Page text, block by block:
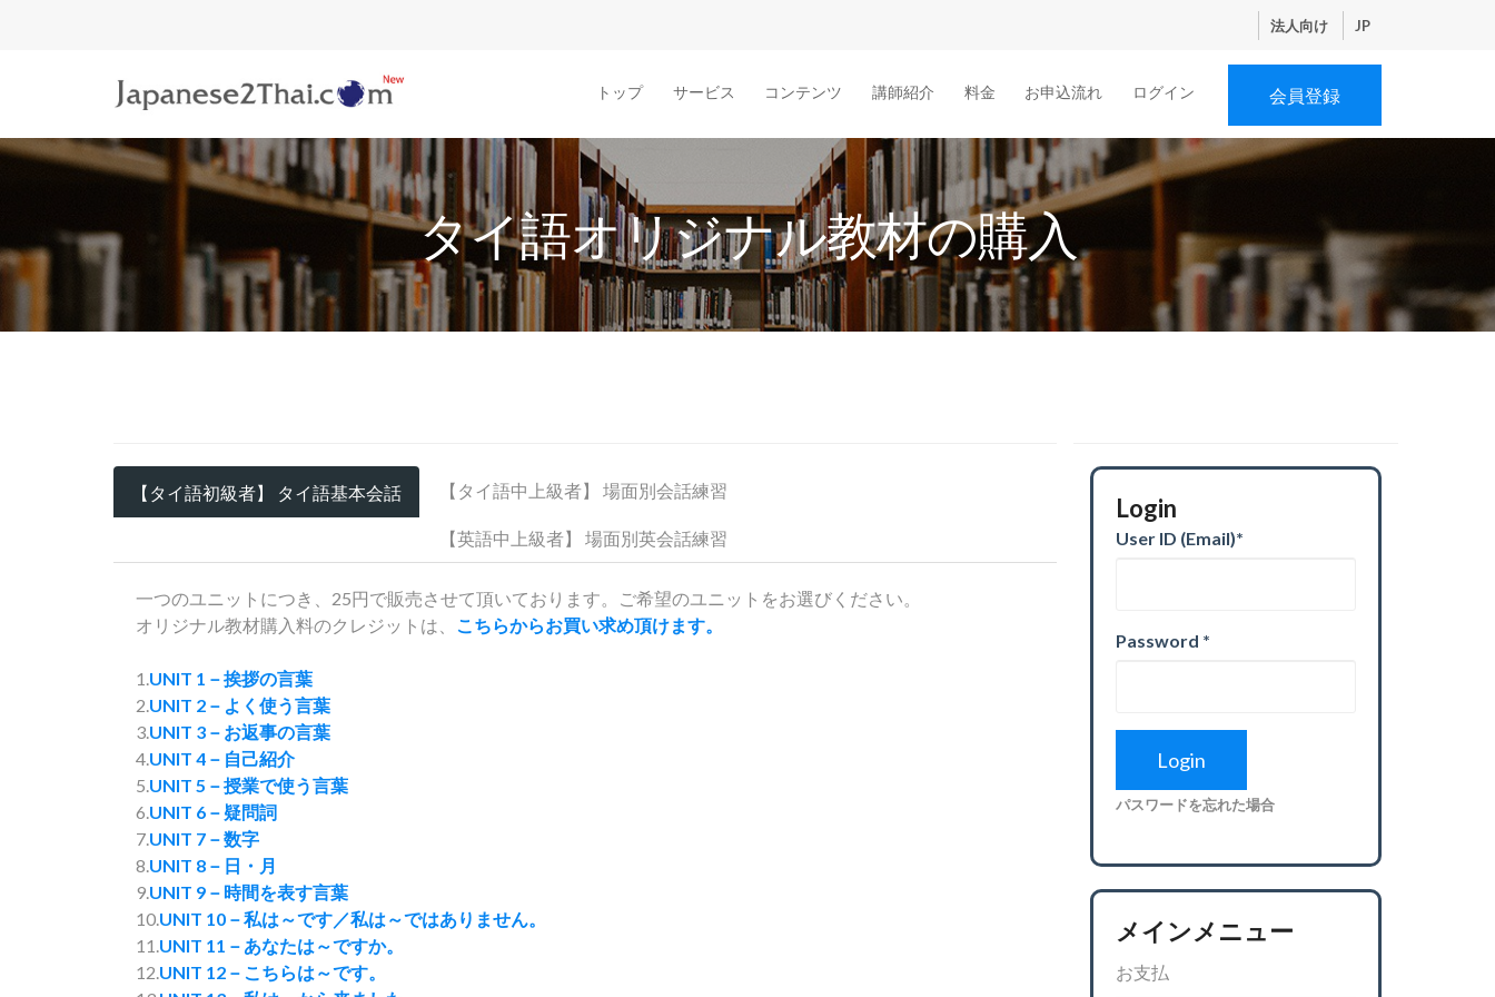
法人向け JP
会員登録
トップ サービス コンテンツ 講師紹介 料金 お申込流れ ログイン
タイ語オリジナル教材の購入
【タイ語初級者】 タイ語基本会話 【タイ語中上級者】 場面別会話練習
【英語中上級者】 場面別英会話練習
一つのユニットにつき、25円で販売させて頂いております。ご希望のユニットをお選びください。
オリジナル教材購入料のクレジットは、 こちらからお買い求め頂けます。
1.UNIT 1－挨拶の言葉
2.UNIT 2－よく使う言葉
3.UNIT 3－お返事の言葉
4.UNIT 4－自己紹介
5.UNIT 5－授業で使う言葉
6.UNIT 6－疑問詞
7.UNIT 7－数字
8.UNIT 8－日・月
9.UNIT 9－時間を表す言葉
10.UNIT 10－私は～です／私は～ではありません。
11.UNIT 11－あなたは～ですか。
12.UNIT 12－こちらは～です。
Login
User ID (Email)*
Password *
パスワードを忘れた場合
メインメニュー
お支払